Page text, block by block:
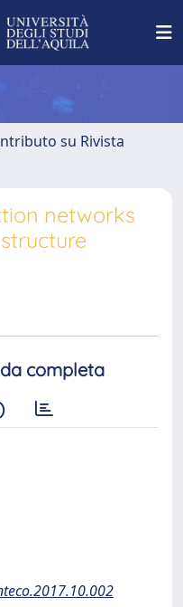
su Rivista
networks
completa